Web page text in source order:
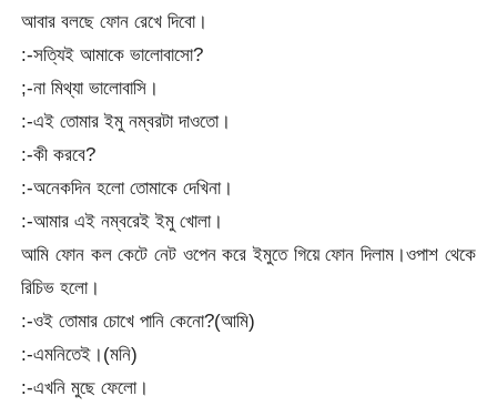
আবার বলছে ফোন রেখে দিবো।
:-সত্যিই আমাকে ভালোবাসো?
;-না মিথ্যা ভালোবাসি।
:-এই তোমার ইমু নম্বরটা দাওতো।
:-কী করবে?
:-অনেকদিন হলো তোমাকে দেখিনা।
:-আমার এই নম্বরেই ইমু খোলা।
আমি ফোন কল কেটে নেট ওপেন করে ইমুতে গিয়ে ফোন দিলাম।ওপাশ থেকে
রিচিভ হলো।
:-ওই তোমার চোখে পানি কেনো?(আমি)
:-এমনিতেই।(মনি)
:-এখনি মুছে ফেলো।